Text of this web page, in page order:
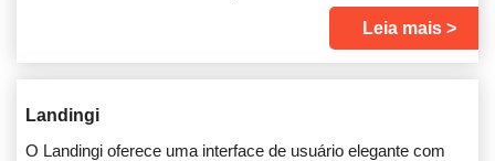
Leia mais
Landingi
O Landingi oferece uma interface de usuário elegante com